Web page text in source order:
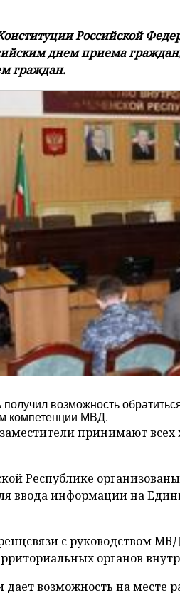
Российской
днем приема
граждан.
возможность
компетенции МВД.
принимают
Республике
ввода информации на
с руководством
органов
дает возможность на месте